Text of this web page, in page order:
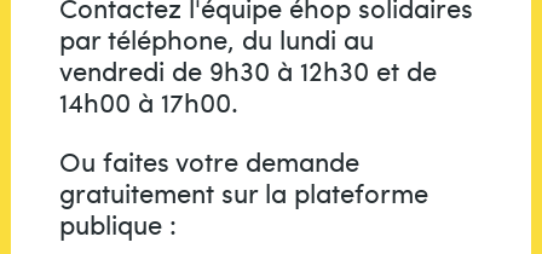
Contactez l'équipe éhop solidaires
par téléphone, du lundi au
vendredi de 9h30 à 12h30 et de
14h00 à 17h00.
Ou faites votre demande
gratuitement sur la plateforme
publique :